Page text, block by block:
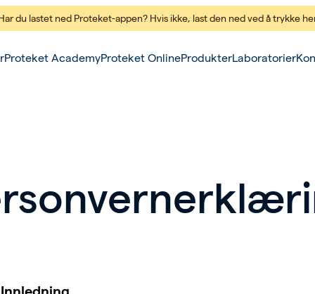
du lastet ned Proteket-appen? Hvis ikke, last den ned ved å trykke
Proteket AcademyProteket OnlineProdukterLaboratorier